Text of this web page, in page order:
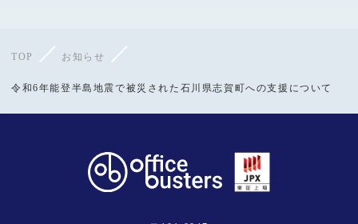
TOP お知らせ
令和6年能登半島地震で被災された石川県志賀町への支援について